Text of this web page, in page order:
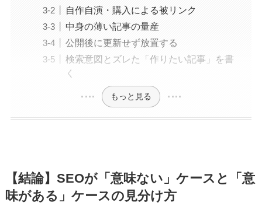
自作自演・購入による被リンク
中身の薄い記事の量産
公開後に更新せず放置する
検索意図とズレた「作りたい記事」を書
く
もっと見る
【結論】SEOが「意味ない」ケースと「意
味がある」ケースの見分け方